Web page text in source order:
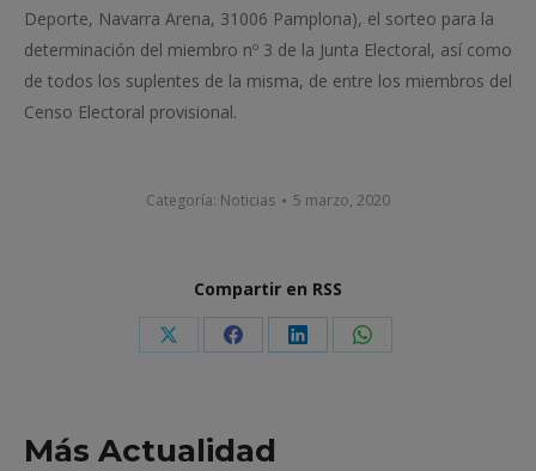
Deporte, Navarra Arena, 31006 Pamplona), el sorteo para la
determinación del miembro nº 3 de la Junta Electoral, así como
de todos los suplentes de la misma, de entre los miembros del
Censo Electoral provisional.
Categoría: Noticias 5 marzo, 2020
Compartir en RSS
Share Share Share Share
Más Actualidad